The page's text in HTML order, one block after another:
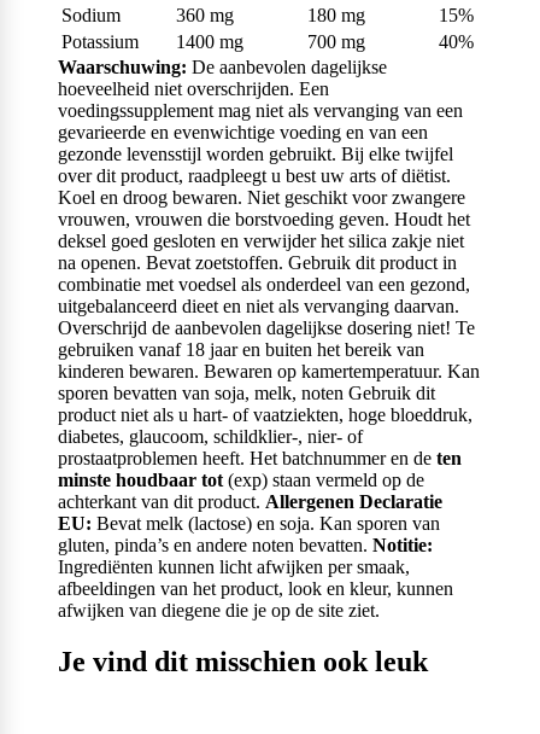
Sodium
360 mg 180 mg
15%
Potassium
1400 mg 700 mg
40%
Waarschuwing: De aanbevolen dagelijkse
hoeveelheid niet overschrijden. Een
voedingssupplement mag niet als vervanging van een
gevarieerde en evenwichtige voeding en van een
gezonde levensstijl worden gebruikt. Bij elke twijfel
over dit product, raadpleegt u best uw arts of diëtist.
Koel en droog bewaren. Niet geschikt voor zwangere
vrouwen, vrouwen die borstvoeding geven. Houdt het
deksel goed gesloten en verwijder het silica zakje niet
na openen. Bevat zoetstoffen. Gebruik dit product in
combinatie met voedsel als onderdeel van een gezond,
uitgebalanceerd dieet en niet als vervanging daarvan.
Overschrijd de aanbevolen dagelijkse dosering niet! Te
gebruiken vanaf 18 jaar en buiten het bereik van
kinderen bewaren. Bewaren op kamertemperatuur. Kan
sporen bevatten van soja, melk, noten Gebruik dit
product niet als u hart- of vaatziekten, hoge bloeddruk,
diabetes, glaucoom, schildklier-, nier- of
prostaatproblemen heeft. Het batchnummer en de ten
minste houdbaar tot (exp) staan vermeld op de
achterkant van dit product. Allergenen Declaratie
EU: Bevat melk (lactose) en soja. Kan sporen van
gluten, pinda’s en andere noten bevatten. Notitie:
Ingrediënten kunnen licht afwijken per smaak,
afbeeldingen van het product, look en kleur, kunnen
afwijken van diegene die je op de site ziet.
Je vind dit misschien ook leuk